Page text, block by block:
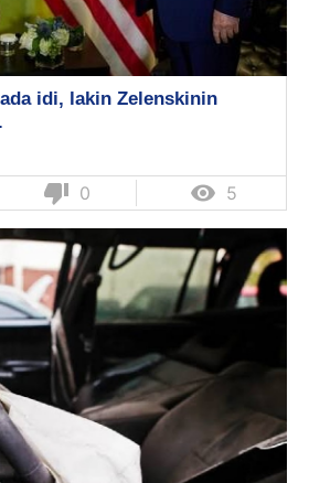
idi, lakin Zelenskinin
thumb_down 0  5